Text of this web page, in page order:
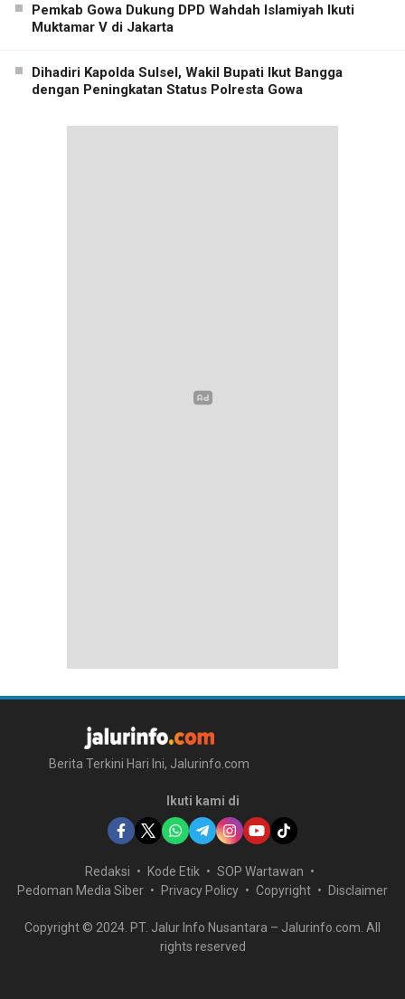
Pemkab Gowa Dukung DPD Wahdah Islamiyah Ikuti
Muktamar V di Jakarta
Dihadiri Kapolda Sulsel, Wakil Bupati Ikut Bangga
dengan Peningkatan Status Polresta Gowa
Berita Terkini Hari Ini, Jalurinfo.com
Ikuti kami di
Redaksi Kode Etik
SOP Wartawan
Pedoman Media Siber
Privacy Policy Copyright Disclaimer
Copyright © 2024. PT. Jalur Info Nusantara – Jalurinfo.com. All
rights reserved